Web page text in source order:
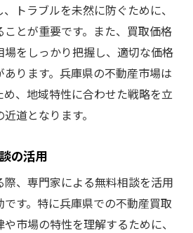
トラブルを未然に防ぐために、
とが重要です。また、買取価格
をしっかり把握し、適切な価格
ります。兵庫県の不動産市場は
、地域特性に合わせた戦略を立
道となります。
の活用
、専門家による無料相談を活用
す。特に兵庫県での不動産買取
市場の特性を理解するために、